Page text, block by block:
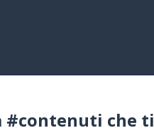
#contenuti che ti